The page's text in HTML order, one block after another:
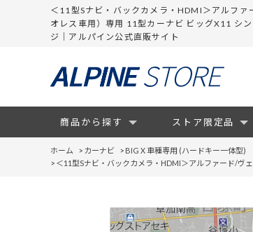
＜11型Sナビ・バックカメラ・HDMI＞アルフ
オレス車用）専用 11型カーナビ ビッグX11 シ
ジ｜アルパイン公式直販サイト
商品から探す ストア限定品
ホーム > カーナビ > BIG X 車種専用 (ハードキー一体型)
> ＜11型Sナビ・バックカメラ・HDMI＞アルファード/ヴ